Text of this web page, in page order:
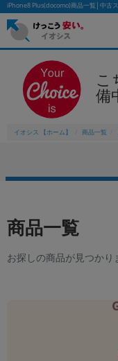
iPhone8 Plus(docomo)商品一覧│中古
こ
備
イオシス 【ホーム】 商品一覧
商品一覧
お探しの商品が見つかり
かんたんパ
カテゴリー
「スマートフォン」「タブレット」
商品シリーズ名・ブランド名の絞り
「iPhone」「Xperia」「Galaxy」な